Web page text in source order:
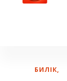
БИЛІК,